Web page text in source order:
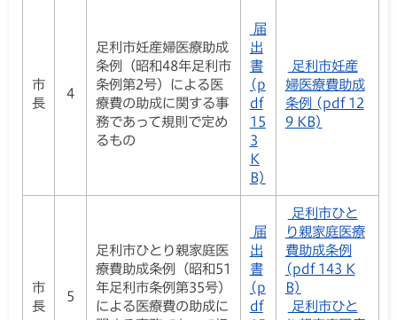
市
長
4
足利市妊産婦医療助成
条例（昭和48年足利市
条例第2号）による医
療費の助成に関する事
務であって規則で定め
るもの
届
出
書
(p
df
15
3
K
B)
足利市妊産
婦医療費助成
条例 (pdf 12
9 KB)
市
長
5
足利市ひとり親家庭医
療費助成条例（昭和51
年足利市条例第35号）
による医療費の助成に
届
出
書
(p
df
足利市ひと
り親家庭医療
費助成条例
(pdf 143 K
B)
足利市ひと